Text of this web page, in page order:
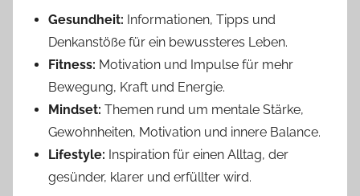
Gesundheit: Informationen, Tipps und
Denkanstöße für ein bewussteres Leben.
Fitness: Motivation und Impulse für mehr
Bewegung, Kraft und Energie.
Mindset: Themen rund um mentale Stärke,
Gewohnheiten, Motivation und innere Balance.
Lifestyle: Inspiration für einen Alltag, der
gesünder, klarer und erfüllter wird.